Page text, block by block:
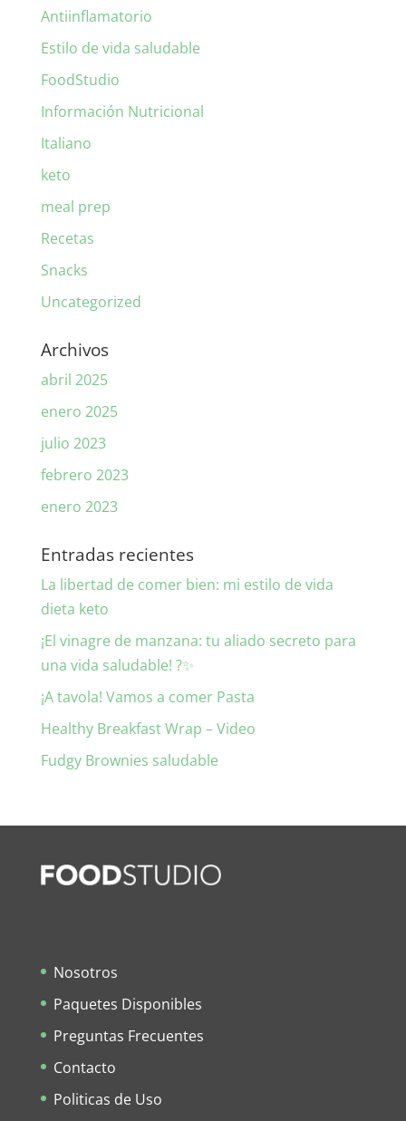
Antiinflamatorio
Estilo de vida saludable
FoodStudio
Información Nutricional
Italiano
keto
meal prep
Recetas
Snacks
Uncategorized
Archivos
abril 2025
enero 2025
julio 2023
febrero 2023
enero 2023
Entradas recientes
La libertad de comer bien: mi estilo de vida
dieta keto
¡El vinagre de manzana: tu aliado secreto para
una vida saludable! ?✨
¡A tavola! Vamos a comer Pasta
Healthy Breakfast Wrap – Video
Fudgy Brownies saludable
Nosotros
Paquetes Disponibles
Preguntas Frecuentes
Contacto
Politicas de Uso